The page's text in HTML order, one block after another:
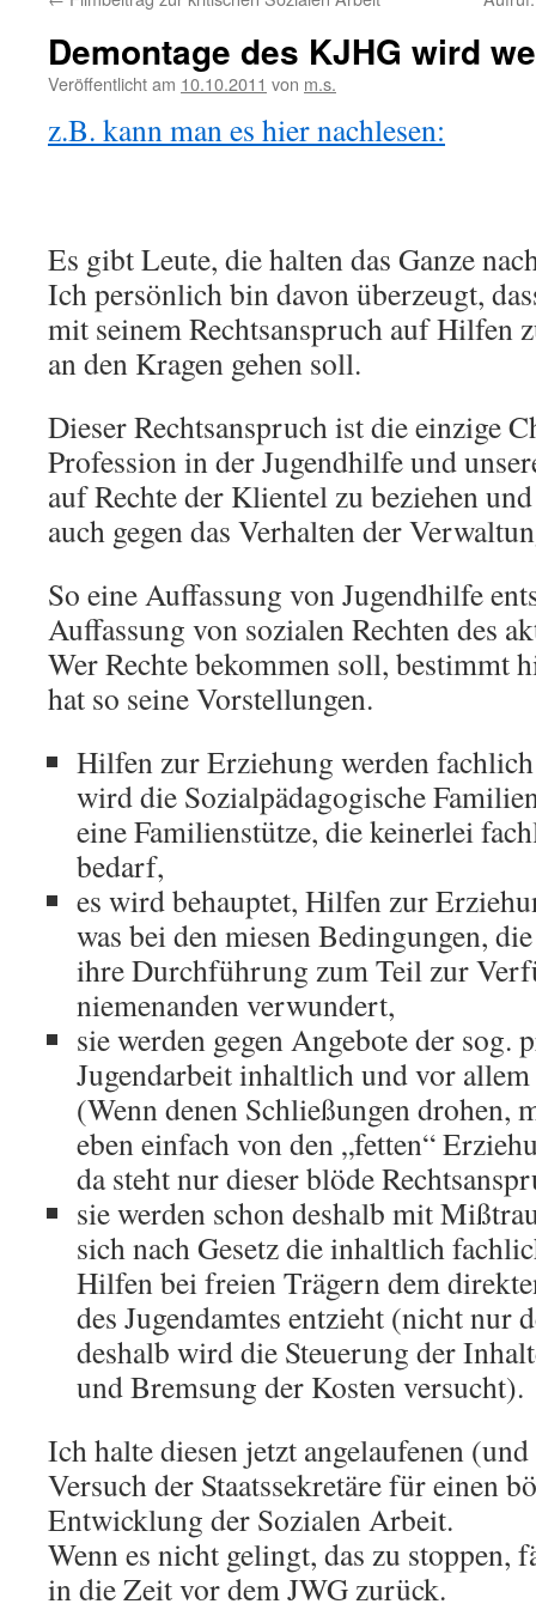
Demontage des KJHG wird
Veröffentlicht am 10.10.2011 von m.s.
z.B. kann man es hier nachlesen:
Es gibt Leute, die halten das Ganze
Ich persönlich bin davon überzeugt,
mit seinem Rechtsanspruch auf Hilfen
an den Kragen gehen soll.
Dieser Rechtsanspruch ist die einzige
Profession in der Jugendhilfe und
auf Rechte der Klientel zu beziehen
auch gegen das Verhalten der
So eine Auffassung von Jugendhilfe
Auffassung von sozialen Rechten des
Wer Rechte bekommen soll, bestimmt
hat so seine Vorstellungen.
Hilfen zur Erziehung werden
wird die Sozialpädagogische
eine Familienstütze, die keinerlei
bedarf,
es wird behauptet, Hilfen zur
was bei den miesen Bedingungen,
ihre Durchführung zum Teil zur
niemenanden verwundert,
sie werden gegen Angebote der sog.
Jugendarbeit inhaltlich und vor
(Wenn denen Schließungen drohen,
eben einfach von den „fetten“
da steht nur dieser blöde
sie werden schon deshalb mit
sich nach Gesetz die inhaltlich
Hilfen bei freien Trägern dem
des Jugendamtes entzieht (nicht nur
deshalb wird die Steuerung der
und Bremsung der Kosten versucht).
Ich halte diesen jetzt angelaufenen
Versuch der Staatssekretäre für einen
Entwicklung der Sozialen Arbeit.
Wenn es nicht gelingt, das zu stoppen,
in die Zeit vor dem JWG zurück.